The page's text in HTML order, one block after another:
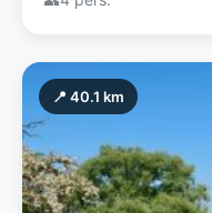
📍 40.1 km